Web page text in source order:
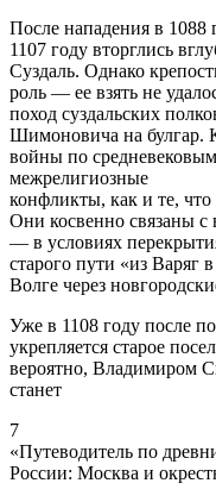
После нападения в 1088
1107 году вторглись
Суздаль. Однако
роль — ее взять не
поход суздальских
Шимоновича на булгар.
войны по
межрелигиозные
конфликты, как и те,
Они косвенно связаны
— в условиях
старого пути «из
Волге через
Уже в 1108 году после
укрепляется старое
вероятно, Владимиром
станет
7
«Путеводитель по
России: Москва и